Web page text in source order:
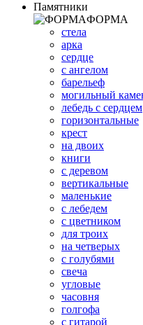
Памятники
ФОРМА
стела
арка
сердце
с ангелом
барельеф
могильный
лебедь с сердцем
горизонтальные
крест
на двоих
книги
с деревом
вертикальные
маленькие
с лебедем
с цветником
для троих
на четверых
с голубями
свеча
угловые
часовня
голгофа
с гитарой